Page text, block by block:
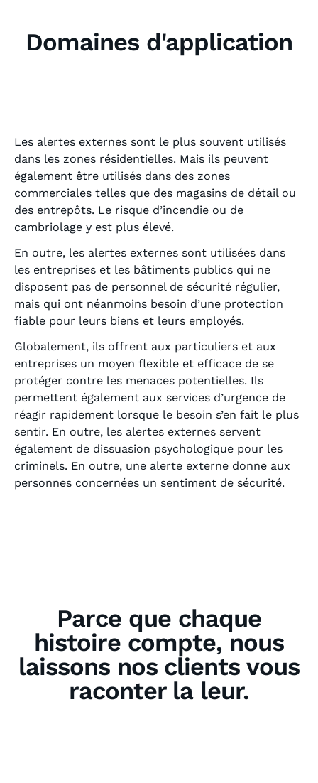
Domaines d'application
Les alertes externes sont le plus souvent utilisés
dans les zones résidentielles. Mais ils peuvent
également être utilisés dans des zones
commerciales telles que des magasins de détail ou
des entrepôts. Le risque d’incendie ou de
cambriolage y est plus élevé.
En outre, les alertes externes sont utilisées dans
les entreprises et les bâtiments publics qui ne
disposent pas de personnel de sécurité régulier,
mais qui ont néanmoins besoin d’une protection
fiable pour leurs biens et leurs employés.
Globalement, ils offrent aux particuliers et aux
entreprises un moyen flexible et efficace de se
protéger contre les menaces potentielles. Ils
permettent également aux services d’urgence de
réagir rapidement lorsque le besoin s’en fait le plus
sentir. En outre, les alertes externes servent
également de dissuasion psychologique pour les
criminels. En outre, une alerte externe donne aux
personnes concernées un sentiment de sécurité.
Parce que chaque
histoire compte, nous
laissons nos clients vous
raconter la leur.